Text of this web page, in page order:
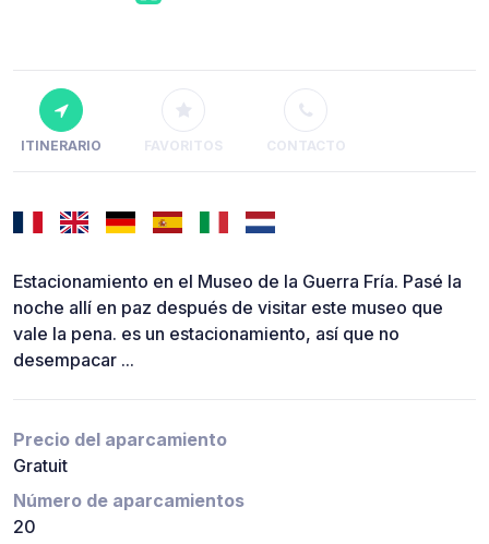
ITINERARIO FAVORITOS CONTACTO
Estacionamiento en el Museo de la Guerra Fría. Pasé la
noche allí en paz después de visitar este museo que
vale la pena. es un estacionamiento, así que no
desempacar ...
Precio del aparcamiento
Gratuit
Número de aparcamientos
20